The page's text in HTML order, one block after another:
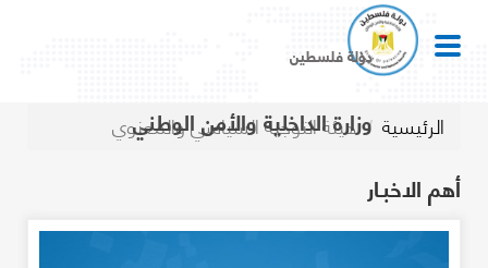
دولة فلسطين
وزارة الداخلية والأمن الوطني الرئيسية هيئة التوجيه السياسي والمعنوي
أهم الاخبـار